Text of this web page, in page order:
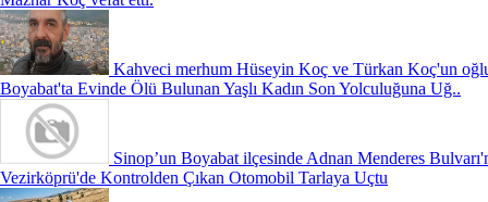
Kahveci merhum Hüseyin Koç ve Türkan Koç'un
Boyabat'ta Evinde Ölü Bulunan Yaşlı Kadın Son Yolculuğuna Uğ..
Sinop’un Boyabat ilçesinde Adnan Menderes
Vezirköprü'de Kontrolden Çıkan Otomobil Tarlaya Uçtu